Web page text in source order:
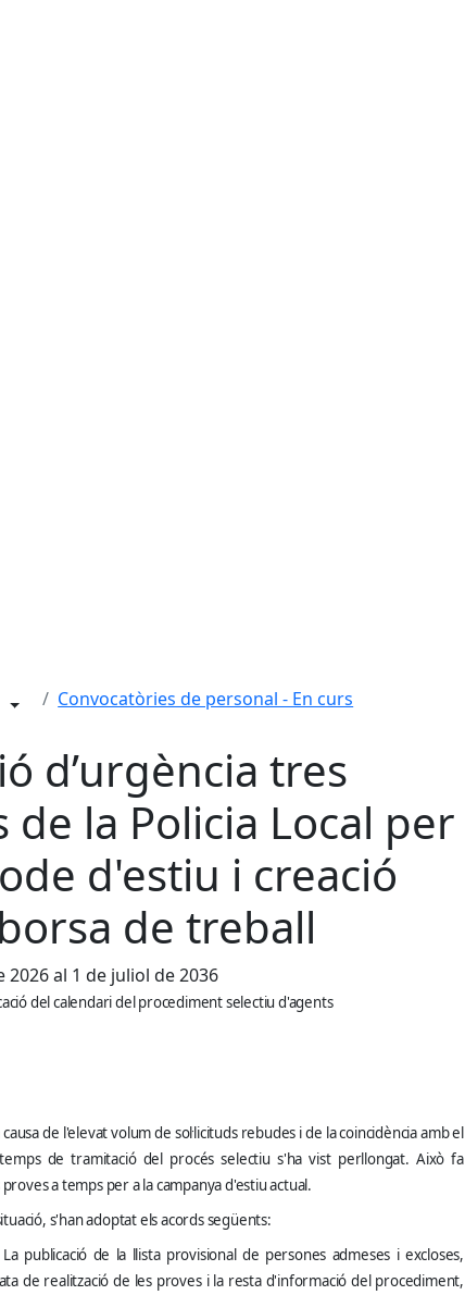
Convocatòries de personal - En curs
d’urgència tres
de la Policia Local per
d'estiu i creació
de treball
2026 al 1 de juliol de 2036
del calendari del procediment selectiu d'agents
de l'elevat volum de sol·licituds rebudes i de la coincidència amb el
de tramitació del procés selectiu s'ha vist perllongat. Això fa
a temps per a la campanya d'estiu actual.
s'han adoptat els acords següents:
La publicació de la llista provisional de persones admeses i excloses,
de realització de les proves i la resta d'informació del procediment,